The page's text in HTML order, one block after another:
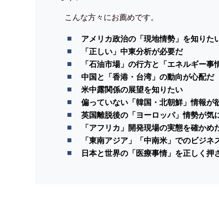
こんな方々にお薦めです。
アメリカ政治の「現地情勢」を知りた
「正しい」中東分析が必要だ
「石油市場」の行方と「エネルギー
中国と「香港・台湾」の動向が心配だ
米中露関係の展望を知りたい
偏っていない「韓国・北朝鮮」情報が
英国離脱後の「ヨーロッパ」情勢が気
「アフリカ」開発現場の実態を確かめ
「東南アジア」「中南米」でのビジネ
日本と世界の「医療事情」を正しく押